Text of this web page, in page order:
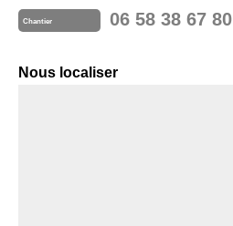
Chantier 06 58 38 67 80
Nous localiser